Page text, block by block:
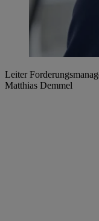
Leiter
Matthias Demmel